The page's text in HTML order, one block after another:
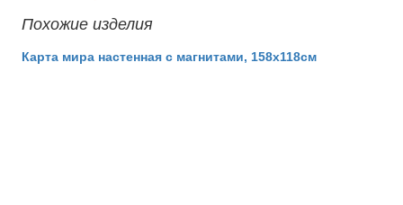
Похожие изделия
Карта мира настенная с магнитами, 158x118см